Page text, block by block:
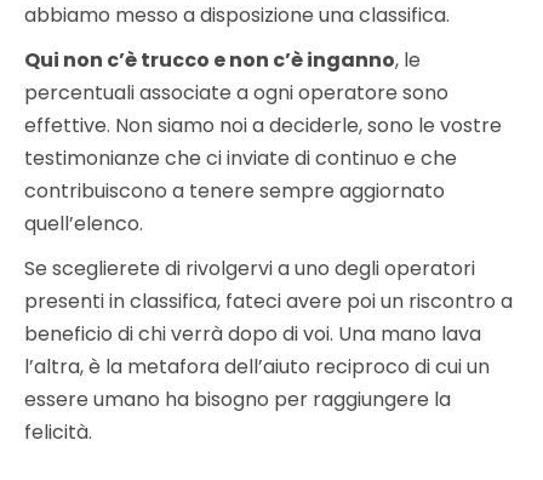
abbiamo messo a disposizione una classifica.
Qui non c’è trucco e non c’è inganno, le
percentuali associate a ogni operatore sono
effettive. Non siamo noi a deciderle, sono le vostre
testimonianze che ci inviate di continuo e che
contribuiscono a tenere sempre aggiornato
quell’elenco.
Se sceglierete di rivolgervi a uno degli operatori
presenti in classifica, fateci avere poi un riscontro a
beneficio di chi verrà dopo di voi. Una mano lava
l’altra, è la metafora dell’aiuto reciproco di cui un
essere umano ha bisogno per raggiungere la
felicità.